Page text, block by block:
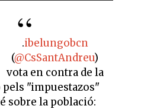
.ibelungobcn
(@CsSantAndreu)
vota en contra de la
"impuestazos"
sobre la població: